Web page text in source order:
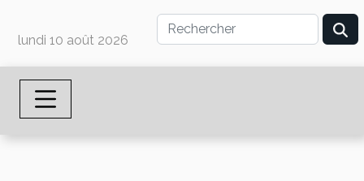
lundi 10 août 2026